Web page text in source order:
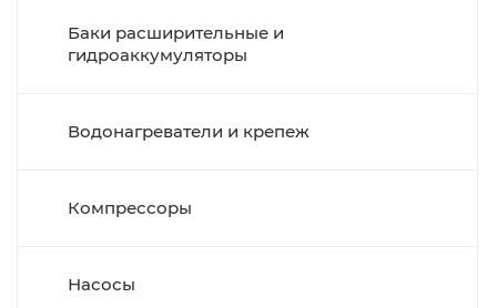
Баки расширительные и
гидроаккумуляторы
Водонагреватели и крепеж
Компрессоры
Насосы